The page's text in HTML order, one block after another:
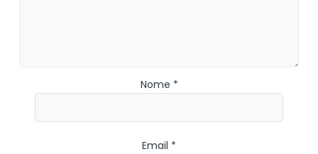
Nome *
Email *